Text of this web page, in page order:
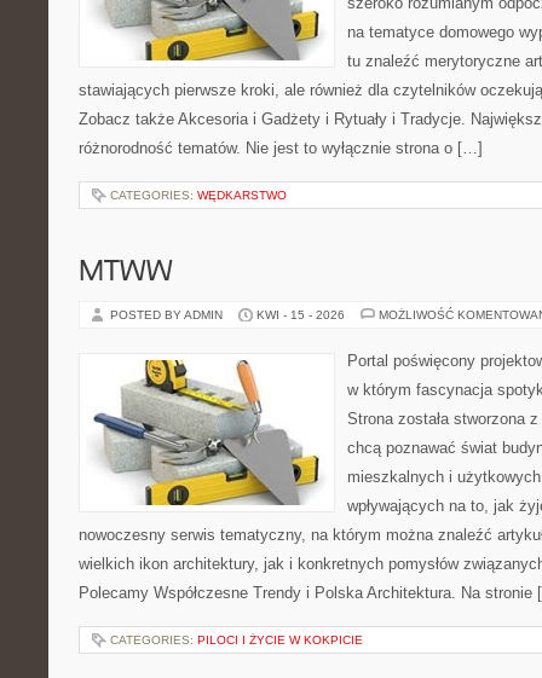
na tematyce domowego
tu znaleźć merytoryczne
stawiających pierwsze kroki, ale również dla czytelników
Zobacz także Akcesoria i Gadżety i Rytuały i Tradycje.
różnorodność tematów. Nie jest to wyłącznie strona o […]
CATEGORIES: WĘDKARSTWO
MTWW
POSTED BY ADMIN KWI - 15 - 2026 MOŻLIWOŚĆ
Portal poświęcony
w którym fascynacja
Strona została stworzona
chcą poznawać świat
mieszkalnych i
wpływających na to, jak
nowoczesny serwis tematyczny, na którym można znaleźć
wielkich ikon architektury, jak i konkretnych pomysłów
Polecamy Współczesne Trendy i Polska Architektura. Na
CATEGORIES: PILOCI I ŻYCIE W KOKPICIE